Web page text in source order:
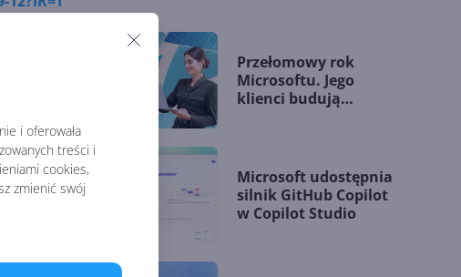
i oferowała
treści i
cookies,
zmienić swój
Przełomowy rok
Microsoftu. Jego
klienci budują
Microsoft udostępnia
silnik GitHub Copilot
w Copilot Studio